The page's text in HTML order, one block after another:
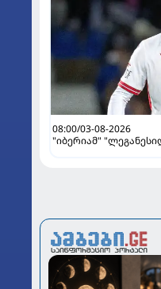
08:00/03-08-2026
"იბერიამ"